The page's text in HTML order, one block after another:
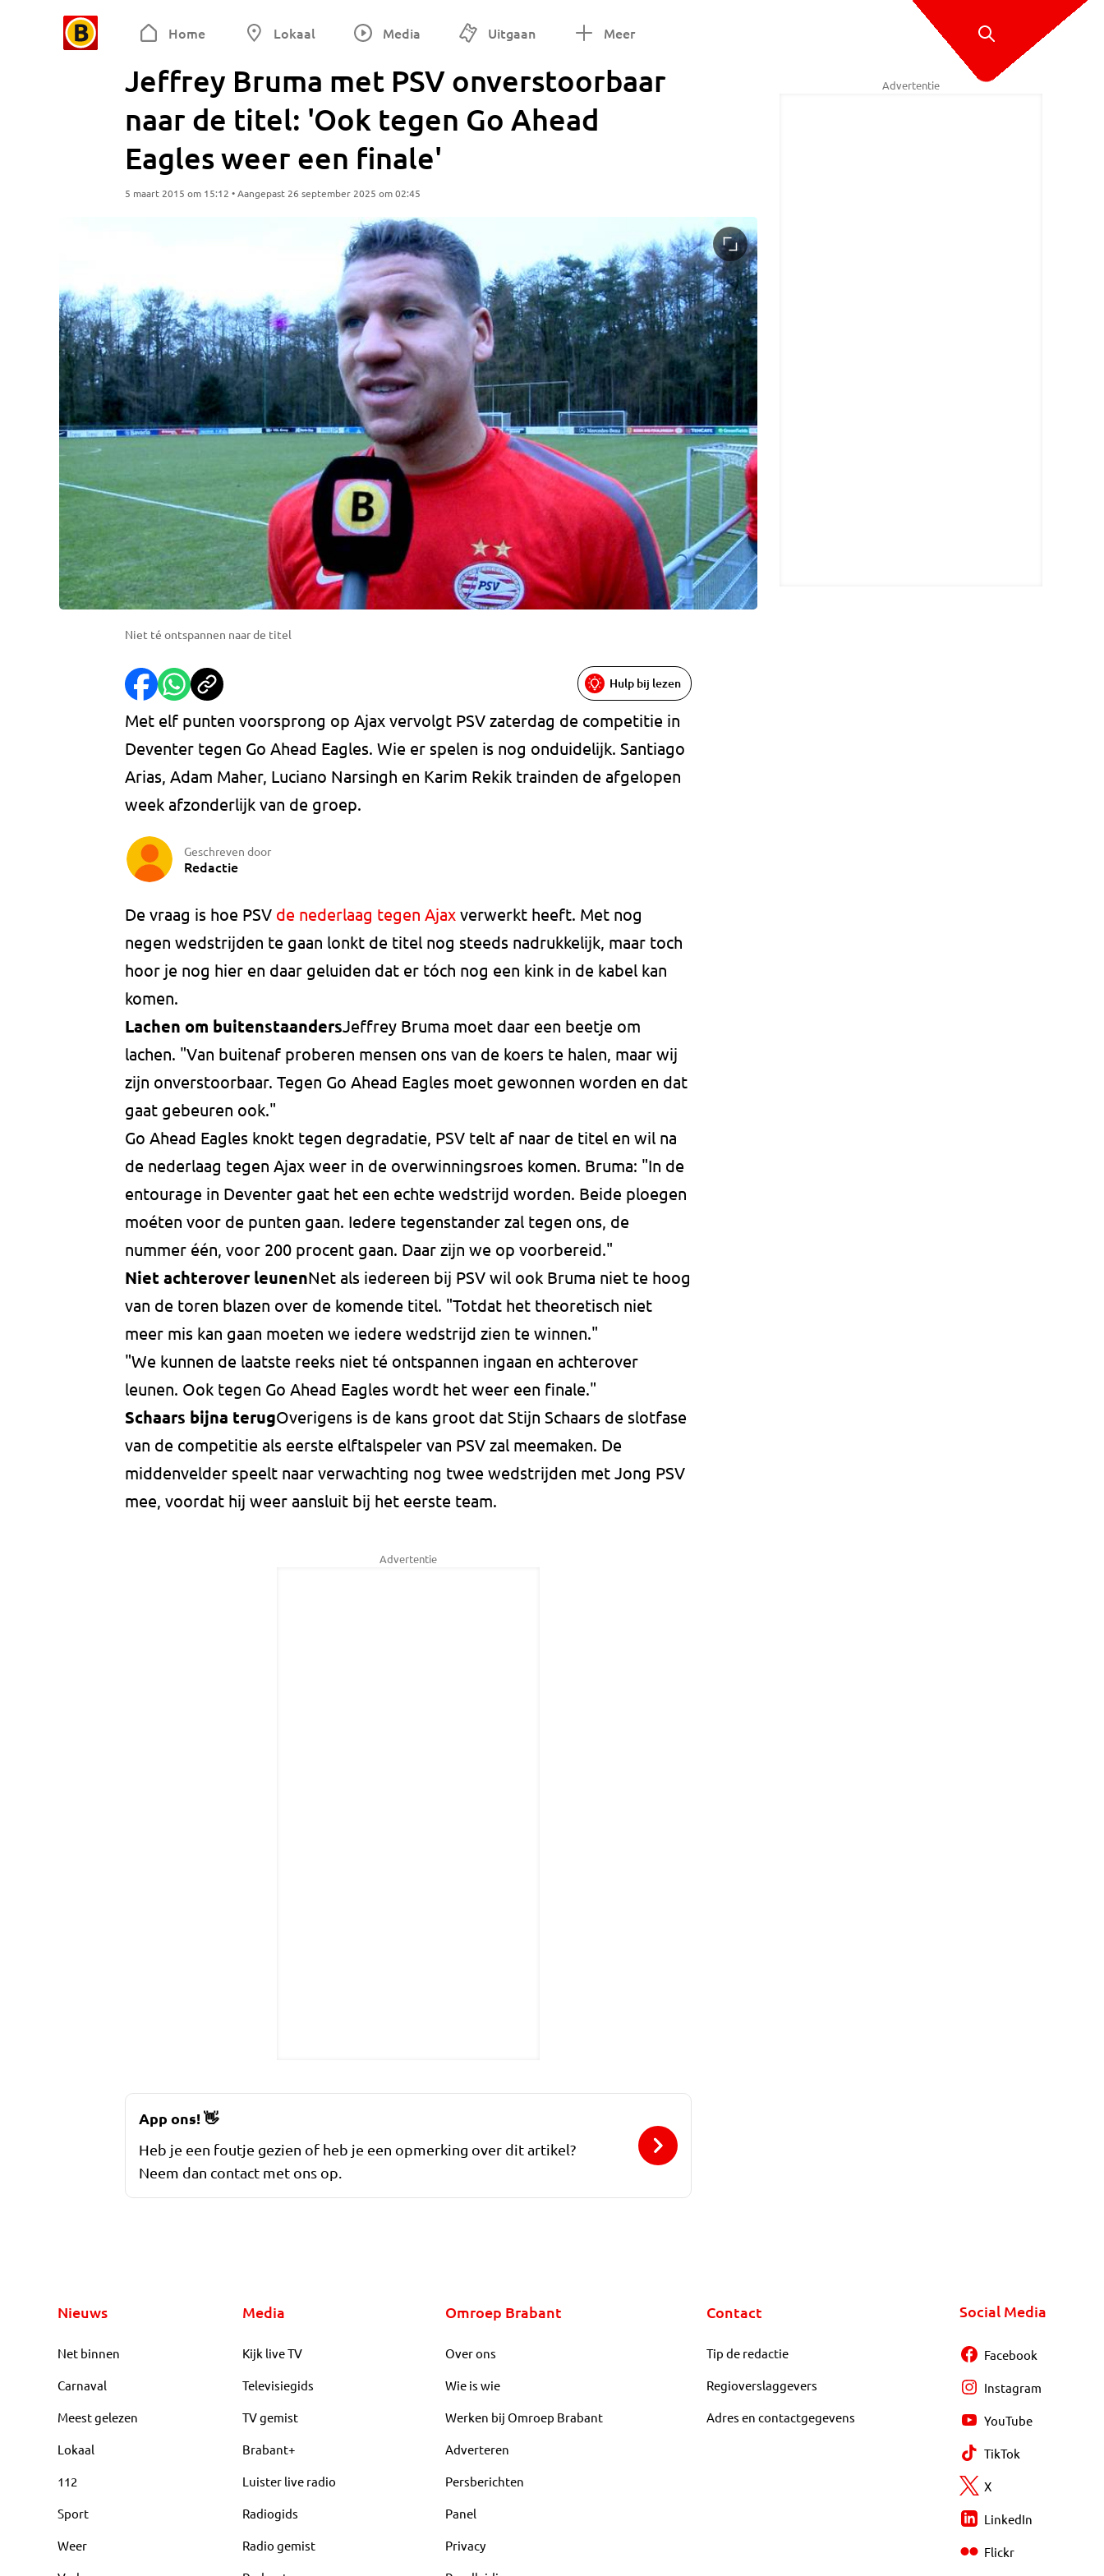
Home Lokaal Media Uitgaan Meer
Jeffrey Bruma met PSV onverstoorbaar
naar de titel: 'Ook tegen Go Ahead
Eagles weer een finale'
5 maart 2015 om 15:12 • Aangepast 26 september 2025 om 02:45
Niet té ontspannen naar de titel
Hulp bij lezen
Met elf punten voorsprong op Ajax vervolgt PSV zaterdag de competitie in
Deventer tegen Go Ahead Eagles. Wie er spelen is nog onduidelijk. Santiago
Arias, Adam Maher, Luciano Narsingh en Karim Rekik trainden de afgelopen
week afzonderlijk van de groep.
Geschreven door
Redactie
De vraag is hoe PSV de nederlaag tegen Ajax verwerkt heeft. Met nog
negen wedstrijden te gaan lonkt de titel nog steeds nadrukkelijk, maar toch
hoor je nog hier en daar geluiden dat er tóch nog een kink in de kabel kan
komen.
Lachen om buitenstaandersJeffrey Bruma moet daar een beetje om
lachen. "Van buitenaf proberen mensen ons van de koers te halen, maar wij
zijn onverstoorbaar. Tegen Go Ahead Eagles moet gewonnen worden en dat
gaat gebeuren ook."
Go Ahead Eagles knokt tegen degradatie, PSV telt af naar de titel en wil na
de nederlaag tegen Ajax weer in de overwinningsroes komen. Bruma: "In de
entourage in Deventer gaat het een echte wedstrijd worden. Beide ploegen
moéten voor de punten gaan. Iedere tegenstander zal tegen ons, de
nummer één, voor 200 procent gaan. Daar zijn we op voorbereid."
Niet achterover leunenNet als iedereen bij PSV wil ook Bruma niet te hoog
van de toren blazen over de komende titel. "Totdat het theoretisch niet
meer mis kan gaan moeten we iedere wedstrijd zien te winnen."
"We kunnen de laatste reeks niet té ontspannen ingaan en achterover
leunen. Ook tegen Go Ahead Eagles wordt het weer een finale."
Schaars bijna terugOverigens is de kans groot dat Stijn Schaars de slotfase
van de competitie als eerste elftalspeler van PSV zal meemaken. De
middenvelder speelt naar verwachting nog twee wedstrijden met Jong PSV
mee, voordat hij weer aansluit bij het eerste team.
Advertentie
Advertentie
App ons!👋
Heb je een foutje gezien of heb je een opmerking over dit artikel?
Neem dan contact met ons op.
Nieuws
Net binnen
Carnaval
Meest gelezen
Lokaal
112
Sport
Weer
Media
Kijk live TV
Televisiegids
TV gemist
Brabant+
Luister live radio
Radiogids
Radio gemist
Omroep Brabant
Over ons
Wie is wie
Werken bij Omroep Brabant
Adverteren
Persberichten
Panel
Privacy
Contact
Tip de redactie
Regioverslaggevers
Adres en contactgegevens
Social Media
Facebook
Instagram
YouTube
TikTok
X
LinkedIn
Flickr